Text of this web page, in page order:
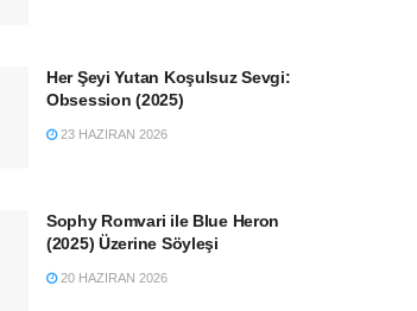
Her Şeyi Yutan Koşulsuz Sevgi:
Obsession (2025)
23 HAZIRAN 2026
Sophy Romvari ile Blue Heron
(2025) Üzerine Söyleşi
20 HAZIRAN 2026